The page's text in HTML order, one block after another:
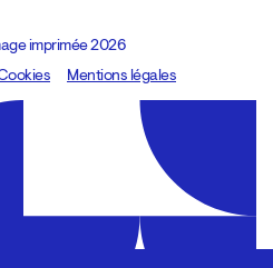
imprimée 2026
8080.studioMentions légales